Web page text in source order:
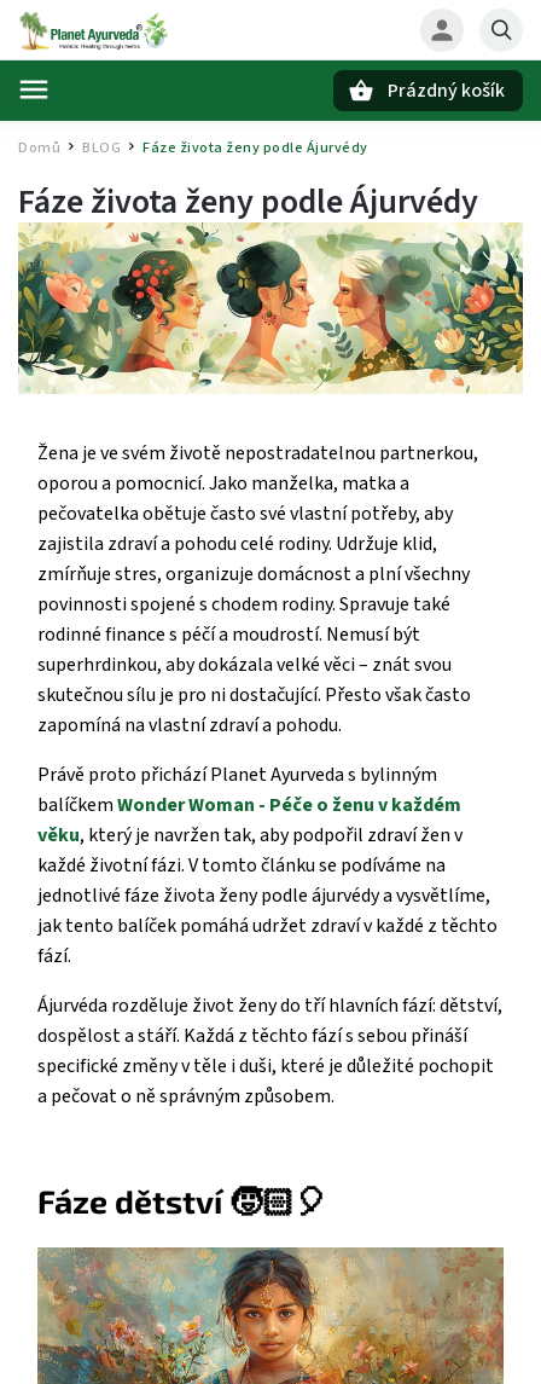
Prázdný košík
Domů / BLOG / Fáze života ženy podle Ájurvédy
Fáze života ženy podle Ájurvédy
Žena je ve svém životě nepostradatelnou partnerkou,
oporou a pomocnicí. Jako manželka, matka a
pečovatelka obětuje často své vlastní potřeby, aby
zajistila zdraví a pohodu celé rodiny. Udržuje klid,
zmírňuje stres, organizuje domácnost a plní všechny
povinnosti spojené s chodem rodiny. Spravuje také
rodinné finance s péčí a moudrostí. Nemusí být
superhrdinkou, aby dokázala velké věci – znát svou
skutečnou sílu je pro ni dostačující. Přesto však často
zapomíná na vlastní zdraví a pohodu.
Právě proto přichází Planet Ayurveda s bylinným
balíčkemWonder Woman - Péče o ženu v každém
věku, který je navržen tak, aby podpořil zdraví žen v
každé životní fázi. V tomto článku se podíváme na
jednotlivé fáze života ženy podle ájurvédy a vysvětlíme,
jak tento balíček pomáhá udržet zdraví v každé z těchto
fází.
Ájurvéda rozděluje život ženy do tří hlavních fází: dětství,
dospělost a stáří. Každá z těchto fází s sebou přináší
specifické změny v těle i duši, které je důležité pochopit
a pečovat o ně správným způsobem.
Fáze dětství 🧒🏻 🎈